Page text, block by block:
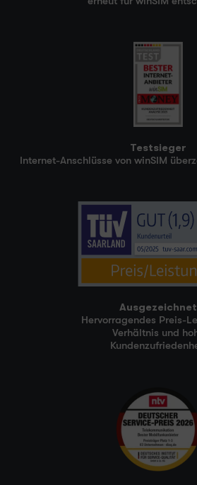
Testsieger
Internet-Anschlüsse von winSIM
Ausgezeichnet
Hervorragendes Preis-
Verhältnis und